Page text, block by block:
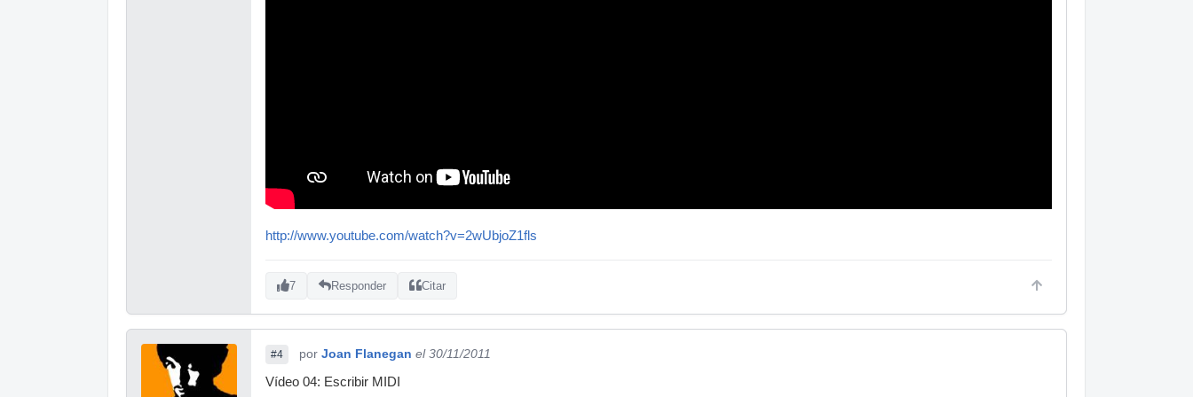
http://www.youtube.com/watch?v=2wUbjoZ1fls
7 Responder Citar
#4 por Joan Flanegan el 30/11/2011
Vídeo 04: Escribir MIDI